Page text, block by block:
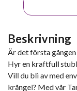
Beskrivning
Är det första
Hyr en kraftfull
Vill du bli av med
krångel? Med vår